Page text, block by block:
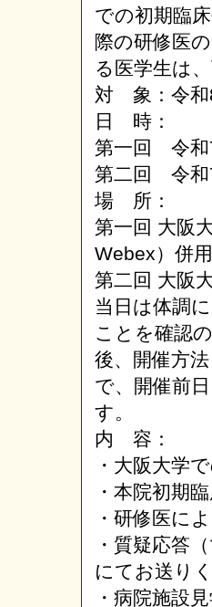
での初期臨
際の研修医
る医学生は
対 象：令和
日 時：
第一回 令
第二回 令和
場 所：
第一回 大阪
Webex）併用
第二回 大阪
当日は体調
ことを確認
後、開催方
で、開催前
す。
内 容：
・大阪大学
・本院初期
・研修医に
・質疑応答
にてお送り
・病院施設